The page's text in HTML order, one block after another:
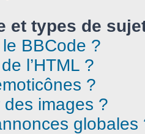
et types de
le BBCode ?
l’HTML ?
?
images ?
globales